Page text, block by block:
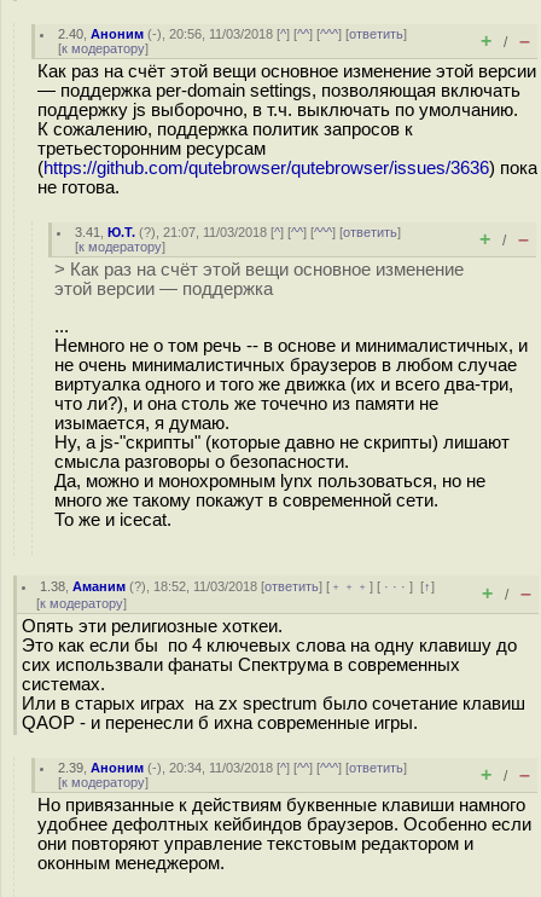
2.40 ,Аноним (-), 20:56, 11/03/2018 [^] [^^] [^^^] [ответить]
[к модератору] + / –
Как раз на счёт этой вещи основное изменение этой версии
— поддержка per-domain settings, позволяющая включать
поддержку js выборочно, в т.ч. выключать по умолчанию.
К сожалению, поддержка политик запросов к
третьесторонним ресурсам
(https://github.com/qutebrowser/qutebrowser/issues/3636) пока
не готова.
3.41 ,Ю.Т. (?), 21:07, 11/03/2018 [^] [^^] [^^^] [ответить]
[к модератору] + / –
> Как раз на счёт этой вещи основное изменение
этой версии — поддержка
...
Немного не о том речь -- в основе и минималистичных, и
не очень минималистичных браузеров в любом случае
виртуалка одного и того же движка (их и всего два-три,
что ли?), и она столь же точечно из памяти не
изымается, я думаю.
Ну, а js-"скрипты" (которые давно не скрипты) лишают
смысла разговоры о безопасности.
Да, можно и монохромным lynx пользоваться, но не
много же такому покажут в современной сети.
То же и icecat.
1.38 ,Аманим (?), 18:52, 11/03/2018 [ответить] [ ﹢﹢﹢] [ · · ·][↑]
[к модератору] + / –
Опять эти религиозные хоткеи.
Это как если бы по 4 ключевых слова на одну клавишу до
сих использвали фанаты Спектрума в современных
системах.
Или в старых играх на zx spectrum было сочетание клавиш
QAOP - и перенесли б ихна современные игры.
2.39 ,Аноним (-), 20:34, 11/03/2018 [^] [^^] [^^^] [ответить]
[к модератору] + / –
Но привязанные к действиям буквенные клавиши намного
удобнее дефолтных кейбиндов браузеров. Особенно если
они повторяют управление текстовым редактором и
оконным менеджером.